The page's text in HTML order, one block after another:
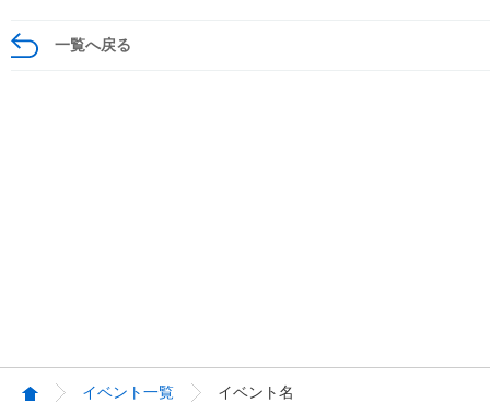
一覧へ戻る
イベント一覧 イベント名